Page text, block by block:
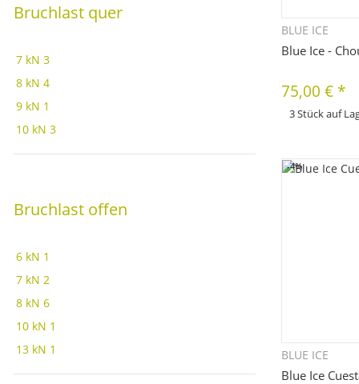
BLUE ICE
Blue Ice -
75,00 € *
3 Stück auf
-4%
BLUE ICE
Blue Ice
Bruchlast quer
7 kN 3
8 kN 4
9 kN 1
10 kN 3
Bruchlast offen
6 kN 1
7 kN 2
8 kN 6
10 kN 1
13 kN 1